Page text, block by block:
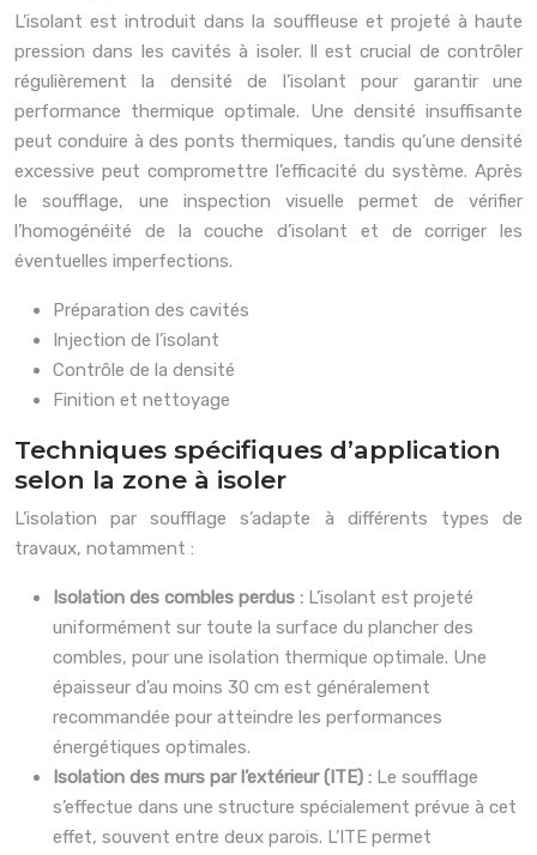
L’isolant est introduit dans la souffleuse et projeté à haute
pression dans les cavités à isoler. Il est crucial de contrôler
régulièrement la densité de l’isolant pour garantir une
performance thermique optimale. Une densité insuffisante
peut conduire à des ponts thermiques, tandis qu’une densité
excessive peut compromettre l’efficacité du système. Après
le soufflage, une inspection visuelle permet de vérifier
l’homogénéité de la couche d’isolant et de corriger les
éventuelles imperfections.
Préparation des cavités
Injection de l’isolant
Contrôle de la densité
Finition et nettoyage
Techniques spécifiques d’application
selon la zone à isoler
L’isolation par soufflage s’adapte à différents types de
travaux, notamment :
Isolation des combles perdus : L’isolant est projeté
uniformément sur toute la surface du plancher des
combles, pour une isolation thermique optimale. Une
épaisseur d’au moins 30 cm est généralement
recommandée pour atteindre les performances
énergétiques optimales.
Isolation des murs par l’extérieur (ITE) : Le soufflage
s’effectue dans une structure spécialement prévue à cet
effet, souvent entre deux parois. L’ITE permet